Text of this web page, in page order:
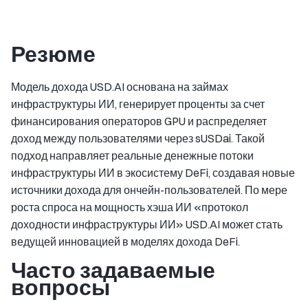
Резюме
Модель дохода USD.AI основана на займах
инфраструктуры ИИ, генерирует проценты за счет
финансирования операторов GPU и распределяет
доход между пользователями через sUSDai. Такой
подход направляет реальные денежные потоки
инфраструктуры ИИ в экосистему DeFi, создавая новые
источники дохода для ончейн-пользователей. По мере
роста спроса на мощность хэша ИИ «протокол
доходности инфраструктуры ИИ» USD.AI может стать
ведущей инновацией в моделях дохода DeFi.
Часто задаваемые
вопросы